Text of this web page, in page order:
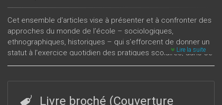
Cet ensemble d'articles vise à présenter et à confronter des
approches du monde de l’école – sociologiques,
ethnographiques, historiques – qui s’efforcent de donner un
statut à l’exercice quotidien des pratiques scolaires, dans ce
qu’elles ont de silencieux et d’ordinaire. Comment décrire et
constitue-t-il le soubassement invisible de toute scolarisation
Lire la suite
Livre broché (Couverture